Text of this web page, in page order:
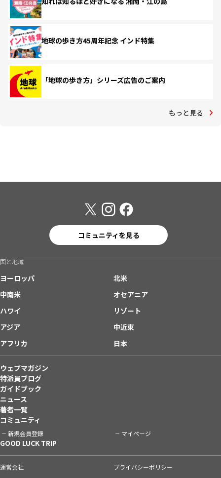
地球の歩き方45周年記念 インド特集
「地球の歩き方」シリーズ広告のご案内
もっと見る
コミュニティを見る
国と地域
ヨーロッパ
北米
中南米
オセアニア
ハワイ
リゾート
アジア
中近東
アフリカ
日本
ウェブマガジン
特派員ブログ
ガイドブック
ニュース
著者一覧
コミュニティ
新規会員登録 マイページ
GOOD LUCK TRIP
運営会社
プライバシーポリシー